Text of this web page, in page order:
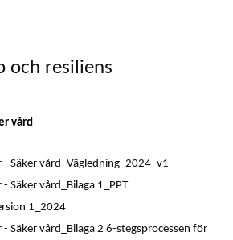
och resiliens
vård
- Säker vård_Vägledning_2024_v1
- Säker vård_Bilaga 1_PPT
1_2024
- Säker vård_Bilaga 2 6-stegsprocessen för